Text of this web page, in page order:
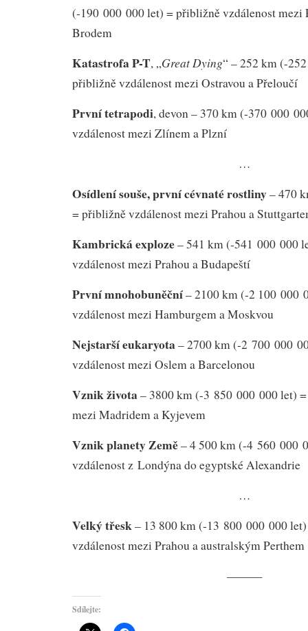
(-190 000 000 let) = přibližně vzdálenost mezi
Brodem
Katastrofa P-T, „Great Dying“ – 252 km (-
přibližně vzdálenost mezi Ostravou a Přeloučí
První tetrapodi, devon – 370 km (-370 000
vzdálenost mezi Zlínem a Plzní
…
Osídlení souše, první cévnaté rostliny– 470
= přibližně vzdálenost mezi Prahou a
Kambrická exploze– 541 km (-541 000 000
vzdálenost mezi Prahou a Budapeští
První mnohobuněční– 2100 km (-2 100 000
vzdálenost mezi Hamburgem a Moskvou
Nejstarší eukaryota– 2700 km (-2 700 000
vzdálenost mezi Oslem a Barcelonou
Vznik života– 3800 km (-3 850 000 000 let)
mezi Madridem a Kyjevem
Vznik planety Země– 4 500 km (-4 560 000
vzdálenost z Londýna do egyptské Alexandrie
…
Velký třesk– 13 800 km (-13 800 000 000
vzdálenost mezi Prahou a australským Perthem
———
Sdílejte: